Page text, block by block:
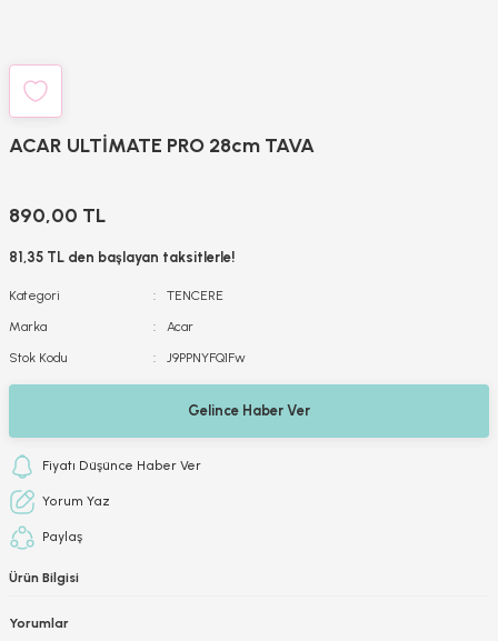
ACAR ULTİMATE PRO 28cm TAVA
890,00 TL
81,35 TL den başlayan taksitlerle!
Kategori
TENCERE
Marka
Acar
Stok Kodu
J9PPNYFQ1Fw
Gelince Haber Ver
Fiyatı Düşünce Haber Ver
Yorum Yaz
Paylaş
Ürün Bilgisi
Yorumlar